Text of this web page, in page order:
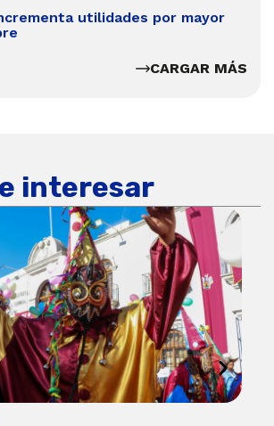
utilidades por mayor
CARGAR MÁS
interesar